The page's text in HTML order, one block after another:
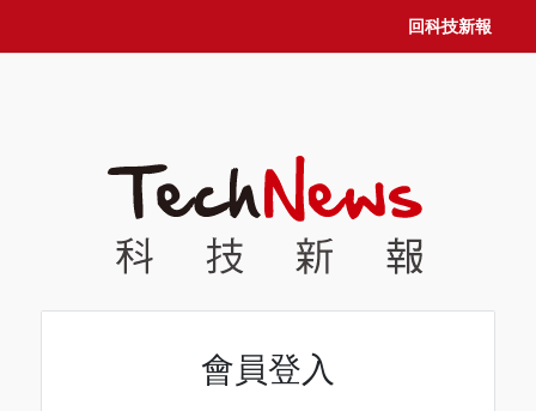
回科技新報
會員登入